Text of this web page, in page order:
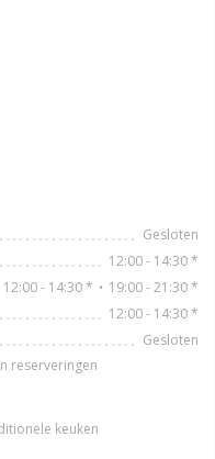
Gesloten
12:00 - 14:30 *
12:00 - 14:30 * • 19:00 - 21:30 *
12:00 - 14:30 *
Gesloten
reserveringen
keuken